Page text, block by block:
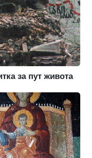
за пут живота